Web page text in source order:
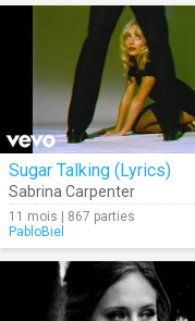
Sugar Talking (Lyrics)
Sabrina Carpenter
11 mois | 867 parties
PabloBiel